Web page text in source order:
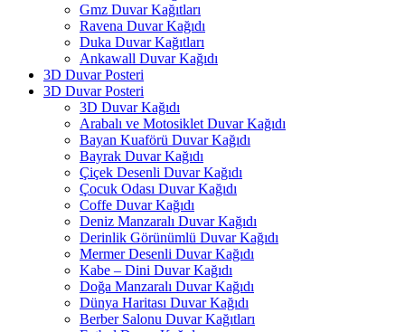
Gmz Duvar Kağıtları
Ravena Duvar Kağıdı
Duka Duvar Kağıtları
Ankawall Duvar Kağıdı
3D Duvar Posteri
3D Duvar Posteri
3D Duvar Kağıdı
Arabalı ve Motosiklet Duvar Kağıdı
Bayan Kuaförü Duvar Kağıdı
Bayrak Duvar Kağıdı
Çiçek Desenli Duvar Kağıdı
Çocuk Odası Duvar Kağıdı
Coffe Duvar Kağıdı
Deniz Manzaralı Duvar Kağıdı
Derinlik Görünümlü Duvar Kağıdı
Mermer Desenli Duvar Kağıdı
Kabe – Dini Duvar Kağıdı
Doğa Manzaralı Duvar Kağıdı
Dünya Haritası Duvar Kağıdı
Berber Salonu Duvar Kağıtları